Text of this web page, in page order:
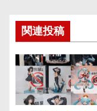
シ
ョ
ン
関連投稿